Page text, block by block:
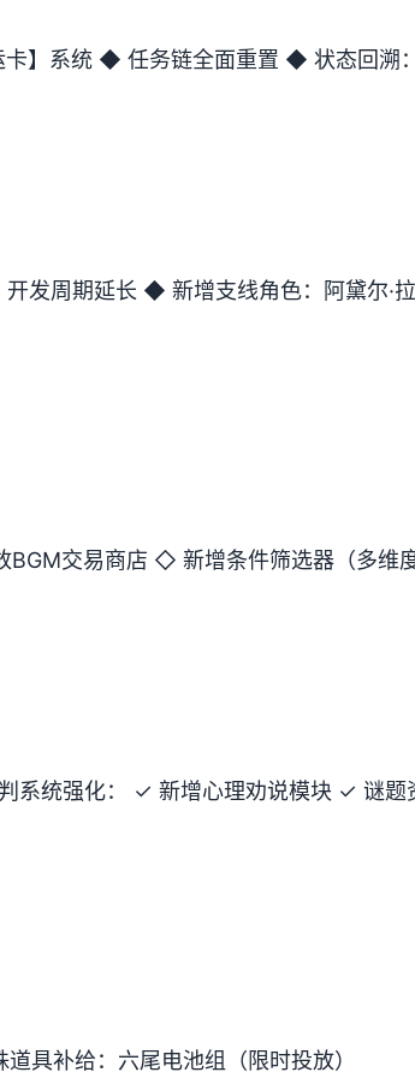
】系统 ◆ 任务链全面重置 ◆ 状态回溯
发周期延长 ◆ 新增支线角色：阿黛尔·
交易商店 ◇ 新增条件筛选器（多维度
系统强化： ✓ 新增心理劝说模块 ✓ 谜题
具补给：六尾电池组（限时投放）